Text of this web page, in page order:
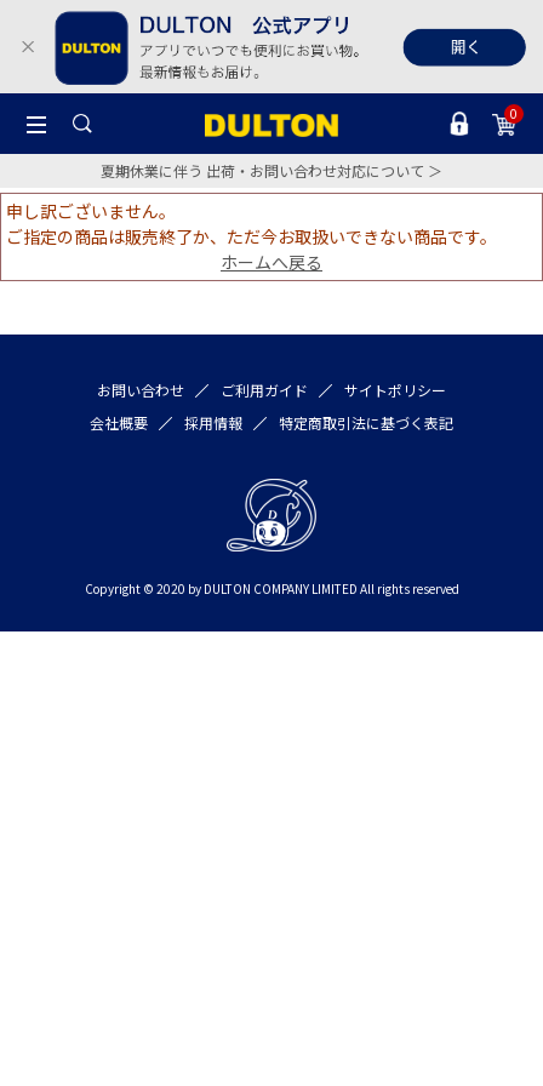
0
夏期休業に伴う 出荷・お問い合わせ対応について ＞
申し訳ございません。
ご指定の商品は販売終了か、ただ今お取扱いできない商品です。
ホームへ戻る
お問い合わせ ご利用ガイド
サイトポリシー
会社概要
採用情報 特定商取引法に基づく表記
Copyright © 2020 by DULTON COMPANY LIMITED All rights reserved